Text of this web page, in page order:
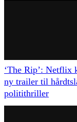
‘The Rip’: Netflix
ny trailer til
politithriller